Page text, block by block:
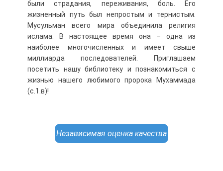
были страдания, переживания, боль. Его
жизненный путь был непростым и тернистым.
Мусульман всего мира объединила религия
ислама. В настоящее время она – одна из
наиболее многочисленных и имеет свыше
миллиарда последователей. Приглашаем
посетить нашу библиотеку и познакомиться с
жизнью нашего любимого пророка Мухаммада
(с.1.в)!
Независимая оценка качества